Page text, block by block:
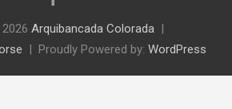
Arquibancada Colorada
Proudly Powered by: WordPress